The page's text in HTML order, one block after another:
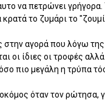
να πετρώνει
κρατά το ζυμάρι το
στην αγορά που λόγω
οι ίδιες οι τροφές
πιο μεγάλη η τρύπα
όταν τον ρώτησα,